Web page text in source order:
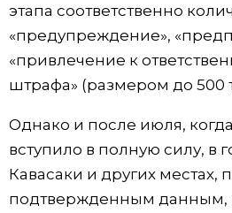
этапа соответственно
«предупреждение»,
«привлечение к
штрафа» (размером до 500
Однако и после июля,
вступило в полную силу, в
Кавасаки и других местах,
подтвержденным